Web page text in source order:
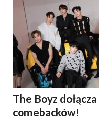
The Boyz
comebacków!